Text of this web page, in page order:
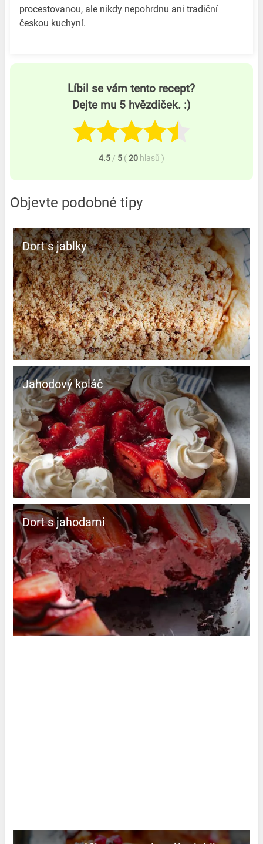
procestovanou, ale nikdy nepohrdnu ani tradiční
českou kuchyní.
Líbil se vám tento recept?
Dejte mu 5 hvězdiček. :)
4.5 / 5 (20 hlasů )
Objevte podobné tipy
Dort s jablky
Jahodový koláč
Dort s jahodami